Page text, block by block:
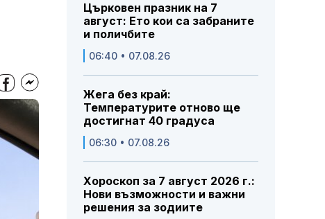
Църковен празник на 7
август: Ето кои са забраните
и поличбите
06:40 • 07.08.26
Жега без край:
Температурите отново ще
достигнат 40 градуса
06:30 • 07.08.26
Хороскоп за 7 август 2026 г.:
Нови възможности и важни
решения за зодиите